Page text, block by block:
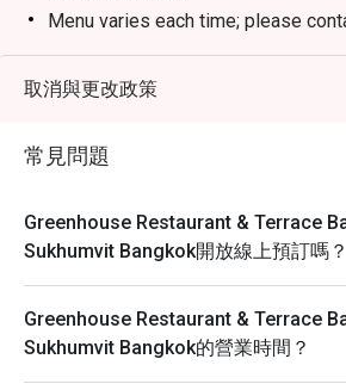
Menu varies each time; please
the latest menu details.
All prices are in Thai baht, subject to
Breakfast Buffet Price: THB 400++/
Breakfast line stations are as
in rotation for each station.
• Thai and Asian specialties
• Egg station
取消與更改政策
常見問題
Greenhouse Restaurant & Terrace
Sukhumvit Bangkok開放線上預訂嗎？
Greenhouse Restaurant & Terrace
Sukhumvit Bangkok的營業時間？